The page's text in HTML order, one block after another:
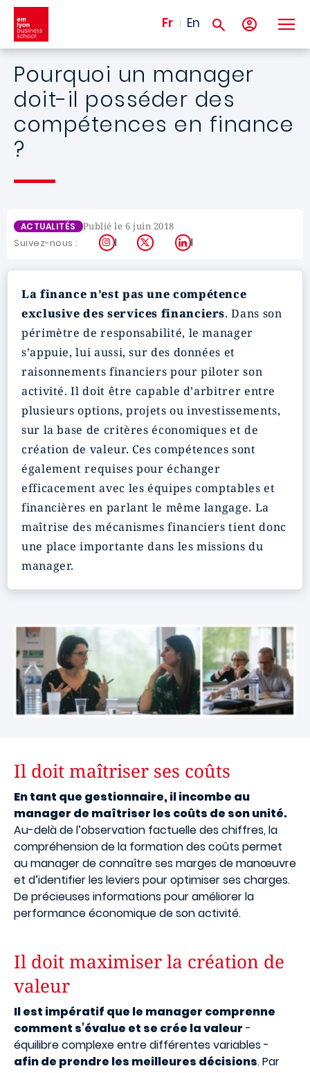
Aller au contenu principal
Fr En
Pourquoi un manager
doit-il posséder des
compétences en finance
?
ACTUALITÉS Publié le 6 juin 2018
Suivez-nous : Instagram
X LinkedIn
La finance n’est pas une compétence
exclusive des services financiers. Dans son
périmètre de responsabilité, le manager
s’appuie, lui aussi, sur des données et
raisonnements financiers pour piloter son
activité. Il doit être capable d’arbitrer entre
plusieurs options, projets ou investissements,
sur la base de critères économiques et de
création de valeur. Ces compétences sont
également requises pour échanger
efficacement avec les équipes comptables et
financières en parlant le même langage. La
maîtrise des mécanismes financiers tient donc
une place importante dans les missions du
manager.
Il doit maîtriser ses coûts
En tant que gestionnaire, il incombe au
manager de maîtriser les coûts de son unité.
Au-delà de l’observation factuelle des chiffres, la
compréhension de la formation des coûts permet
au manager de connaître ses marges de manœuvre
et d’identifier les leviers pour optimiser ses charges.
De précieuses informations pour améliorer la
performance économique de son activité.
Il doit maximiser la création de
valeur
Il est impératif que le manager comprenne
comment s’évalue et se crée la valeur -
équilibre complexe entre différentes variables -
afin de prendre les meilleures décisions. Par